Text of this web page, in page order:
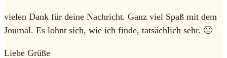
vielen Dank für deine Nachricht. Ganz viel Spaß mit dem
Journal. Es lohnt sich, wie ich finde, tatsächlich sehr. 🙂
Liebe Grüße